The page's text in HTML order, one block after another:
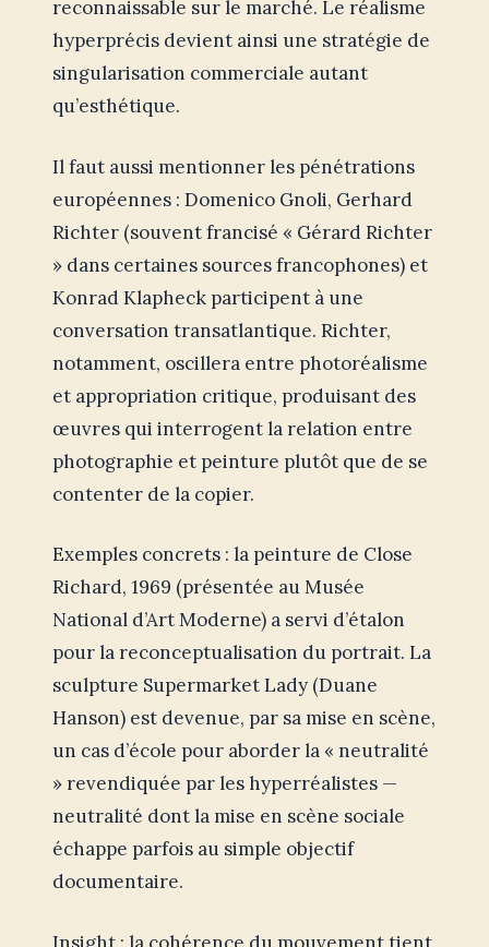
reconnaissable sur le marché. Le réalisme
hyperprécis devient ainsi une stratégie de
singularisation commerciale autant
qu’esthétique.
Il faut aussi mentionner les pénétrations
européennes : Domenico Gnoli, Gerhard
Richter (souvent francisé « Gérard Richter
» dans certaines sources francophones) et
Konrad Klapheck participent à une
conversation transatlantique. Richter,
notamment, oscillera entre photoréalisme
et appropriation critique, produisant des
œuvres qui interrogent la relation entre
photographie et peinture plutôt que de se
contenter de la copier.
Exemples concrets : la peinture de Close
Richard, 1969 (présentée au Musée
National d’Art Moderne) a servi d’étalon
pour la reconceptualisation du portrait. La
sculpture Supermarket Lady (Duane
Hanson) est devenue, par sa mise en scène,
un cas d’école pour aborder la « neutralité
» revendiquée par les hyperréalistes —
neutralité dont la mise en scène sociale
échappe parfois au simple objectif
documentaire.